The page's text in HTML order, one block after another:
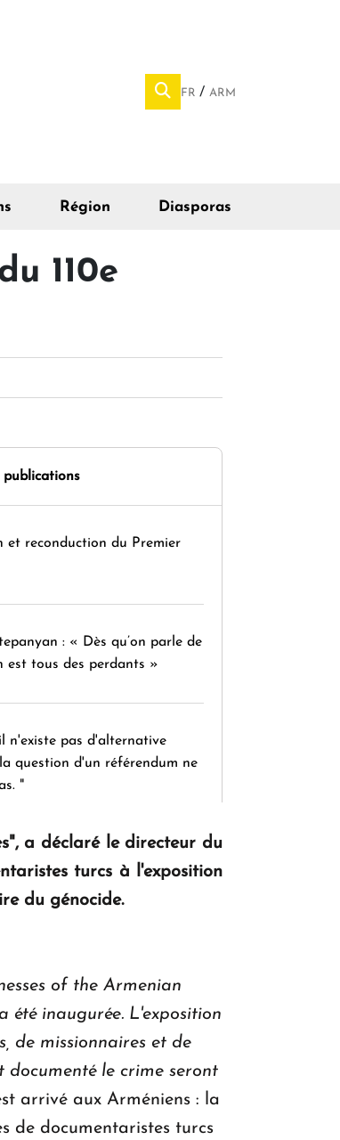
FR ARM
Région Diasporas
110e
publications
et reconduction du Premier
: « Dès qu’on parle de
est tous des perdants »
n'existe pas d'alternative
question d'un référendum ne
"
ans d'audace, de résilience et
ouvrira ses portes à Dilijan
", a déclaré le directeur du
turcs à l'exposition
du génocide.
of the Armenian
été inaugurée. L'exposition
de missionnaires et de
le crime seront
arrivé aux Arméniens : la
de documentaristes turcs